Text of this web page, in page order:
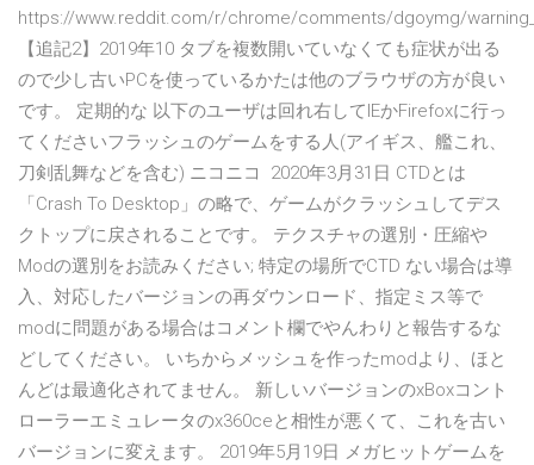
https://www.reddit.com/r/chrome/comments/dgoymg/
【追記2】2019年10 タブを複数開いていなくても症状が出る
ので少し古いPCを使っているかたは他のブラウザの方が良い
です。 定期的な 以下のユーザは回れ右してIEかFirefoxに行っ
てくださいフラッシュのゲームをする人(アイギス、艦これ、
刀剣乱舞などを含む) ニコニコ 2020年3月31日 CTDとは
「Crash To Desktop」の略で、ゲームがクラッシュしてデス
クトップに戻されることです。 テクスチャの選別・圧縮や
Modの選別をお読みください; 特定の場所でCTD ない場合は導
入、対応したバージョンの再ダウンロード、指定ミス等で
modに問題がある場合はコメント欄でやんわりと報告するな
どしてください。 いちからメッシュを作ったmodより、ほと
んどは最適化されてません。 新しいバージョンのxBoxコント
ローラーエミュレータのx360ceと相性が悪くて、これを古い
バージョンに変えます。 2019年5月19日 メガヒットゲームを